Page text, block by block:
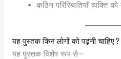
कठिन परिस्थितियाँ व्यक्ति
यह पुस्तक किन लोगों को पढ़नी चाहिए?
यह पुस्तक विशेष रूप से—